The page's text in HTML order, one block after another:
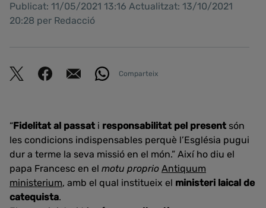
Publicat: 11/05/2021 13:16 Actualitzat: 13/10/2021
20:28 per Redacció
Comparteix
“Fidelitat al passat i responsabilitat pel present són
les condicions indispensables perquè l’Església pugui
dur a terme la seva missió en el món.” Així ho diu el
papa Francesc en el motu proprio Antiquum
ministerium, amb el qual institueix el ministeri laical de
catequista.